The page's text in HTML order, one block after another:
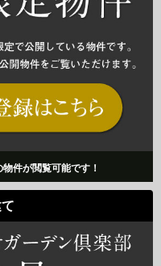
物件が閲覧可能です！